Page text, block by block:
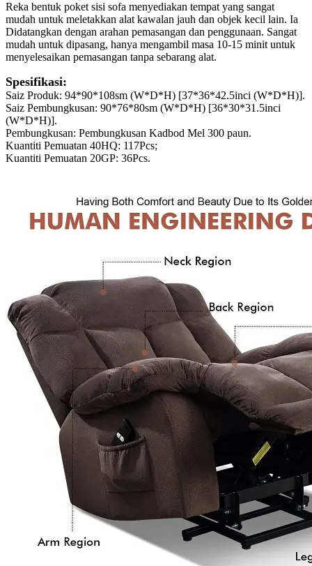
Reka bentuk poket sisi sofa menyediakan tempat yang sangat
mudah untuk meletakkan alat kawalan jauh dan objek kecil lain. Ia
Didatangkan dengan arahan pemasangan dan penggunaan. Sangat
mudah untuk dipasang, hanya mengambil masa 10-15 minit untuk
menyelesaikan pemasangan tanpa sebarang alat.
Spesifikasi:
Saiz Produk: 94*90*108sm (W*D*H) [37*36*42.5inci (W*D*H)].
Saiz Pembungkusan: 90*76*80sm (W*D*H) [36*30*31.5inci
(W*D*H)].
Pembungkusan: Pembungkusan Kadbod Mel 300 paun.
Kuantiti Pemuatan 40HQ: 117Pcs;
Kuantiti Pemuatan 20GP: 36Pcs.